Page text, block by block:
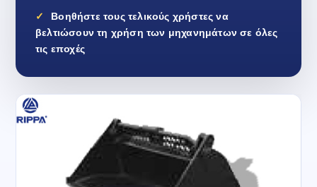
Βοηθήστε τους τελικούς χρήστες να
βελτιώσουν τη χρήση των μηχανημάτων σε όλες
τις εποχές